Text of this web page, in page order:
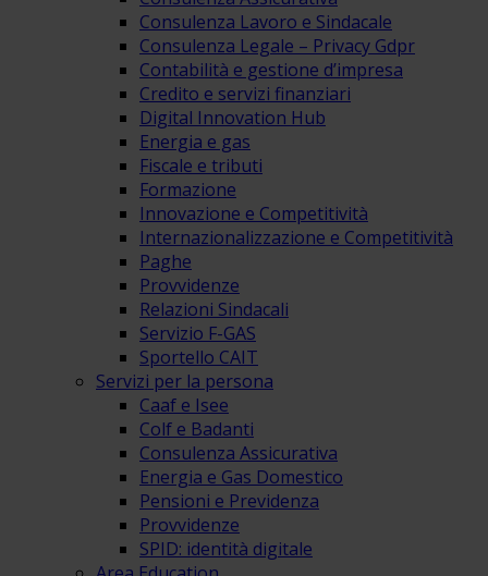
Consulenza Lavoro e Sindacale
Consulenza Legale – Privacy Gdpr
Contabilità e gestione d’impresa
Credito e servizi finanziari
Digital Innovation Hub
Energia e gas
Fiscale e tributi
Formazione
Innovazione e Competitività
Internazionalizzazione e Competitività
Paghe
Provvidenze
Relazioni Sindacali
Servizio F-GAS
Sportello CAIT
Servizi per la persona
Caaf e Isee
Colf e Badanti
Consulenza Assicurativa
Energia e Gas Domestico
Pensioni e Previdenza
Provvidenze
SPID: identità digitale